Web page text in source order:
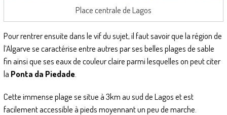
Place centrale de Lagos
Pour rentrer ensuite dans le vif du sujet, il faut savoir que la région de
l’Algarve se caractérise entre autres par ses belles plages de sable
fin ainsi que ses eaux de couleur claire parmi lesquelles on peut citer
la Ponta da Piedade.
Cette immense plage se situe à 3km au sud de Lagos et est
facilement accessible à pieds moyennant un peu de marche.